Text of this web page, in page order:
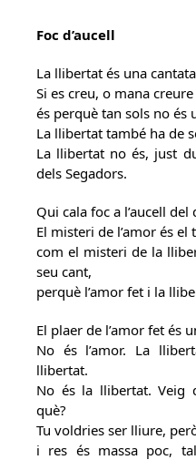
Foc d’aucell
La llibertat és una
Si es creu, o mana
és perquè tan sols no és
La llibertat també ha de
La llibertat no és, just
dels Segadors.
Qui cala foc a l’aucell
El misteri de l’amor és el
com el misteri de la
seu cant,
perquè l’amor fet i la
El plaer de l’amor fet és
No és l’amor. La
llibertat.
No és la llibertat. Veig
què?
Tu voldries ser lliure,
i res és massa poc,